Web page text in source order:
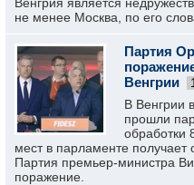
не менее Москва, по его
Партия
Венгрии
В Венгрии
прошли
обработки
мест в парламенте получает
Партия премьер-министра
поражение.